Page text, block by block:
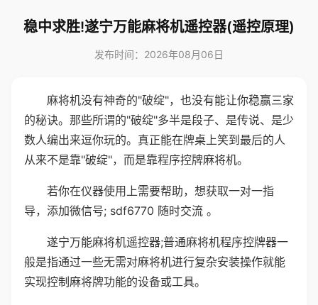
稳中求胜!遂宁万能麻将机遥控器(遥控原理)
发布时间：2026年08月06日
麻将机没有神奇的"破绽"，也没有能让你稳赢三家
的秘诀。那些所谓的"破绽"多半是段子、是传说、是少
数人编出来逗你玩的。真正能在牌桌上笑到最后的人
从来不是靠"破绽"，而是靠程序控牌麻将机。
若你在仪器使用上需要帮助，想获取一对一指
导，添加微信号; sdf6770 随时交流 。
遂宁万能麻将机遥控器;普通麻将机程序控牌器一
般是指通过一些无需对麻将机进行复杂安装操作就能
实现控制麻将牌功能的设备或工具。